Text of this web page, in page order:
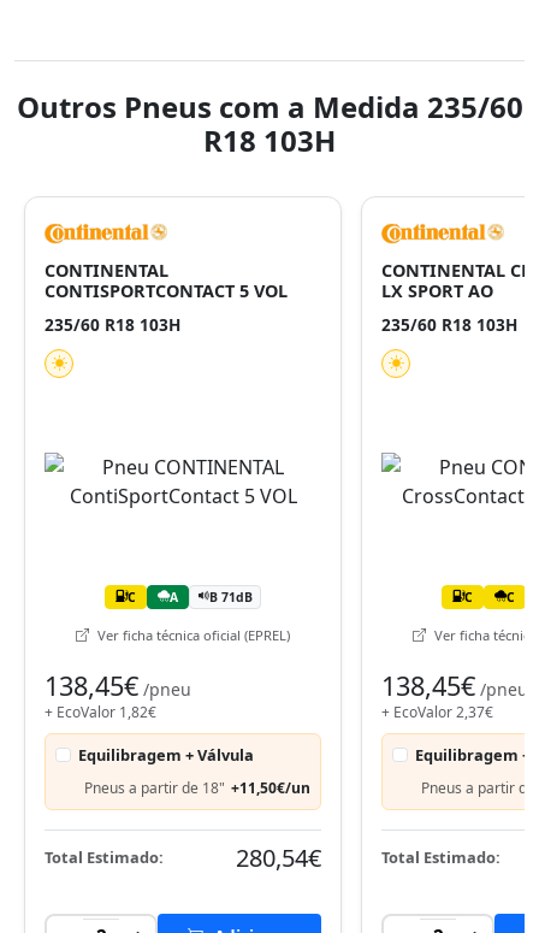
Outros Pneus com a Medida 235/60
R18 103H
CONTINENTAL
CONTISPORTCONTACT 5 VOL
235/60 R18 103H
C A B 71dB
Ver ficha técnica oficial (EPREL)
138,45€ /pneu
+ EcoValor 1,82€
Equilibragem + Válvula
Pneus a partir de 18" +11,50€/un
Total Estimado: 280,54€
CONTINENTAL
LX SPORT AO
235/60 R18 103H
C C
Ver ficha técnica
138,45€ /pneu
+ EcoValor 2,37€
Equilibragem +
Pneus a partir
Total Estimado: